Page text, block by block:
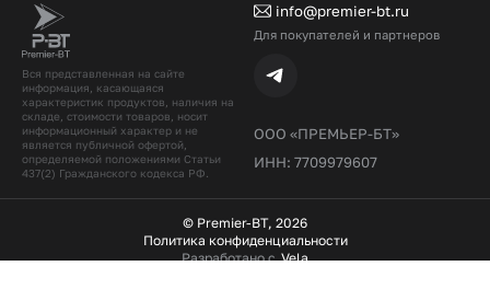
Вся представленная на сайте
информация, касающаяся
характеристик продуктов, наличия на
складе, стоимости товаров, носит
информационный характер и не
является публичной офертой,
определяемой положениями Статьи
437(2) Гражданского кодекcа РФ.
ООО «ПРЕМЬЕР-БТ»
ИНН: 7709979607
info@premier-bt.ru
Для покупателей и партнеров
© Premier-BT, 2026
Политика конфиденциальности
Разработано с Vela